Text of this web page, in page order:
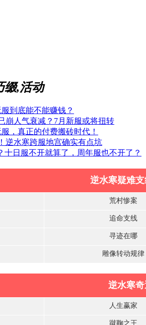
缀,活动
到底能不能赚钱？
崩人气衰减？7月新服或将扭转
，真正的付费搬砖时代！
逆水寒跨服地宫确实有点坑
十日服不开就算了，周年服也不开了？
逆水寒疑难
荒村惨案
追命支线
寻迹在哪
雕像转动规律
逆水寒
人生赢家
蹴鞠之王